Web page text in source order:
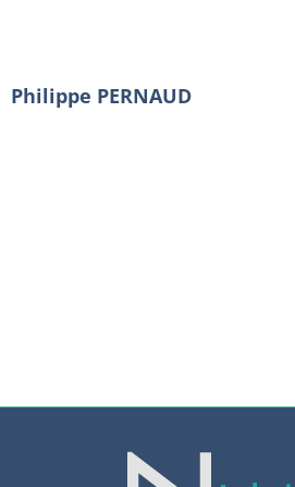
Philippe PERNAUD